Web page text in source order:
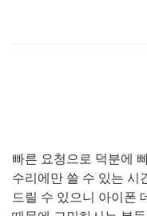
빠른 요청으로 덕분에
수리에만 쓸 수 있는 시
드릴 수 있으니 아이폰